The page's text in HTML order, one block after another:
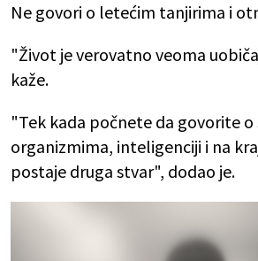
Ne govori o letećim tanjirima i
"Život je verovatno veoma
kaže.
"Tek kada počnete da govorite
organizmima, inteligenciji i na
postaje druga stvar", dodao je.